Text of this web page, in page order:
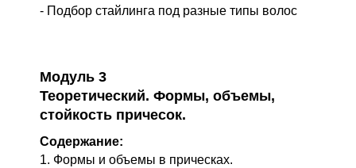
- Подбор стайлинга под разные типы волос
Модуль 3
Теоретический. Формы, объемы,
стойкость причесок.
Содержание:
1. Формы и объемы в прическах.